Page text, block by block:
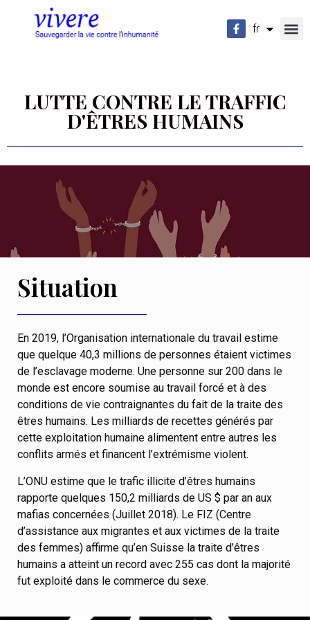
fr
en
LUTTE CONTRE LE TRAFFIC
D'ÊTRES HUMAINS
Situation
En 2019, l’Organisation internationale du travail estime
que quelque 40,3 millions de personnes étaient victimes
de l’esclavage moderne. Une personne sur 200 dans le
monde est encore soumise au travail forcé et à des
conditions de vie contraignantes du fait de la traite des
êtres humains. Les milliards de recettes générés par
cette exploitation humaine alimentent entre autres les
conflits armés et financent l’extrémisme violent.
L’ONU estime que le trafic illicite d’êtres humains
rapporte quelques 150,2 milliards de US $ par an aux
mafias concernées (Juillet 2018). Le FIZ (Centre
d’assistance aux migrantes et aux victimes de la traite
des femmes) affirme qu’en Suisse la traite d’êtres
humains a atteint un record avec 255 cas dont la majorité
fut exploité dans le commerce du sexe.